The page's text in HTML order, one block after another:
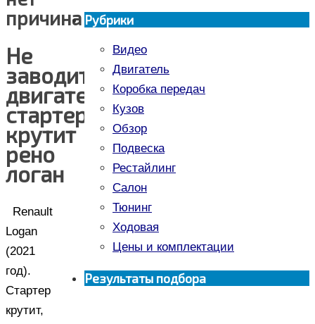
причина
Не
заводиться
двигатель
стартер
крутит
рено
логан
Renault
Logan
(2021
год).
Стартер
крутит,
Рубрики
Видео
Двигатель
Коробка передач
Кузов
Обзор
Подвеска
Рестайлинг
Салон
Тюнинг
Ходовая
Цены и комплектации
Результаты подбора